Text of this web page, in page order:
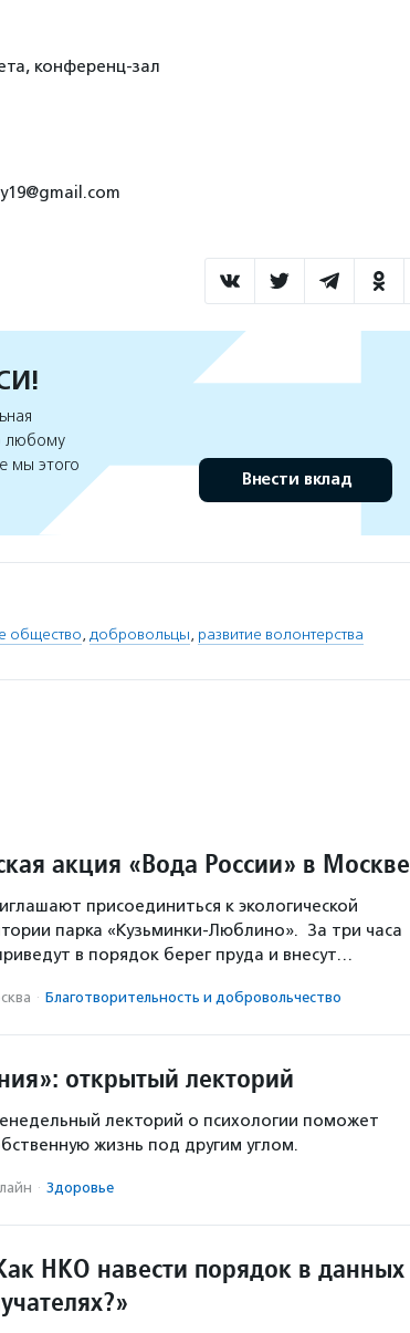
конференц-зал
любому
мы этого
Внести вклад
общество, добровольцы, развитие волонтерства
акция «Вода России» в Москве
присоединиться к экологической
парка «Кузьминки-Люблино». За три часа
в порядок берег пруда и внесут…
· Благотвори­тель­ность и доброволь­чест­во
открытый лекторий
лекторий о психологии поможет
жизнь под другим углом.
· Здоровье
НКО навести порядок в данных